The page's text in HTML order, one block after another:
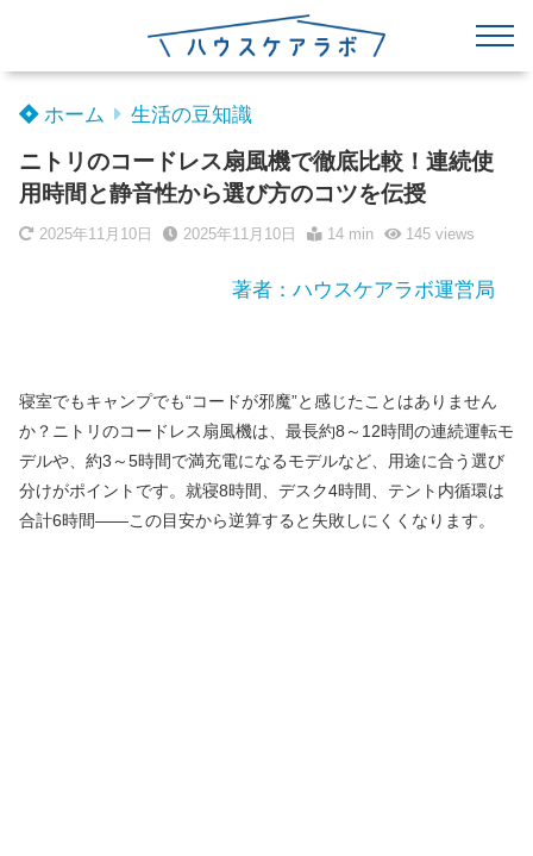
ホーム 生活の豆知識
ニトリのコードレス扇風機で徹底比較！連続使
用時間と静音性から選び方のコツを伝授
2025年11月10日 2025年11月10日 14 min 145views
著者：ハウスケアラボ運営局
寝室でもキャンプでも“コードが邪魔”と感じたことはありません
か？ニトリのコードレス扇風機は、最長約8～12時間の連続運転モ
デルや、約3～5時間で満充電になるモデルなど、用途に合う選び
分けがポイントです。就寝8時間、デスク4時間、テント内循環は
合計6時間――この目安から逆算すると失敗しにくくなります。